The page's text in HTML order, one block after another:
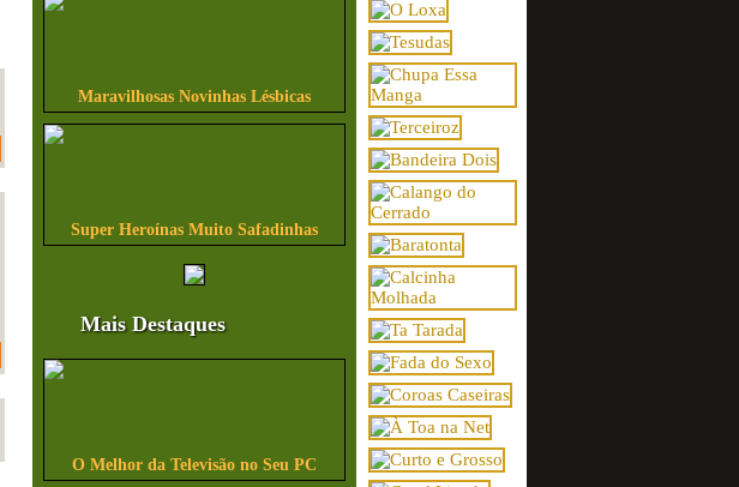
Maravilhosas Novinhas Lésbicas
Super Heroínas Muito Safadinhas
Mais Destaques
O Melhor da Televisão no Seu PC